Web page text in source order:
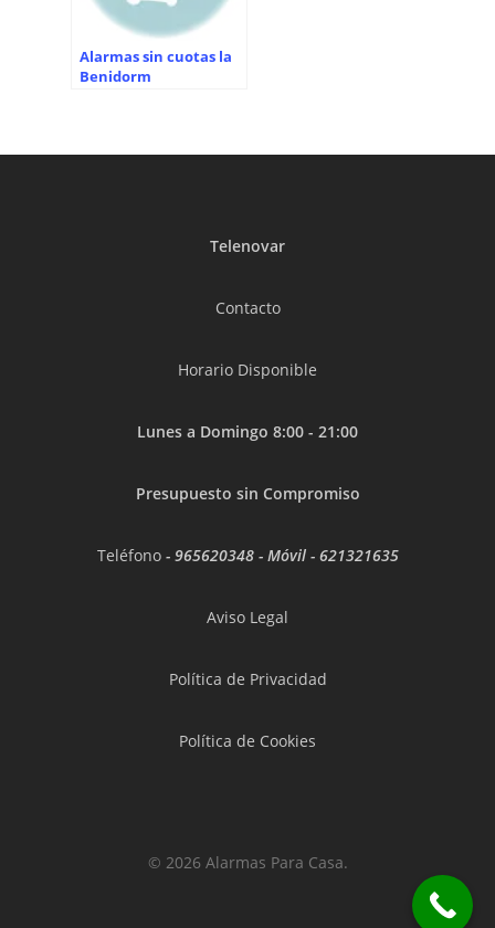
Alarmas sin cuotas la
Benidorm
Telenovar
Contacto
Horario Disponible
Lunes a Domingo 8:00 - 21:00
Presupuesto sin Compromiso
Teléfono - 965620348- Móvil - 621321635
Aviso Legal
Política de Privacidad
Política de Cookies
© 2026 Alarmas Para Casa.